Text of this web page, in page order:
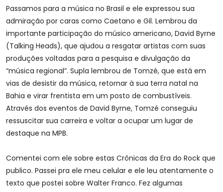
Passamos para a música no Brasil e ele expressou sua
admiração por caras como Caetano e Gil. Lembrou da
importante participação do músico americano, David Byrne
(Talking Heads), que ajudou a resgatar artistas com suas
produções voltadas para a pesquisa e divulgação da
“música regional”. Supla lembrou de Tomzé, que está em
vias de desistir da música, retornar à sua terra natal na
Bahia e virar frentista em um posto de combustíveis.
Através dos eventos de David Byrne, Tomzé conseguiu
ressuscitar sua carreira e voltar a ocupar um lugar de
destaque na MPB.
Comentei com ele sobre estas Crônicas da Era do Rock que
publico. Passei pra ele meu celular e ele leu atentamente o
texto que postei sobre Walter Franco. Fez algumas